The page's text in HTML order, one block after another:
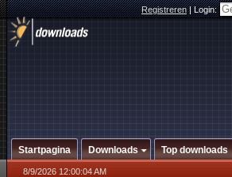
Registreren|Login:
Startpagina Downloads Top downloads
8/9/2026 12:00:04 AM